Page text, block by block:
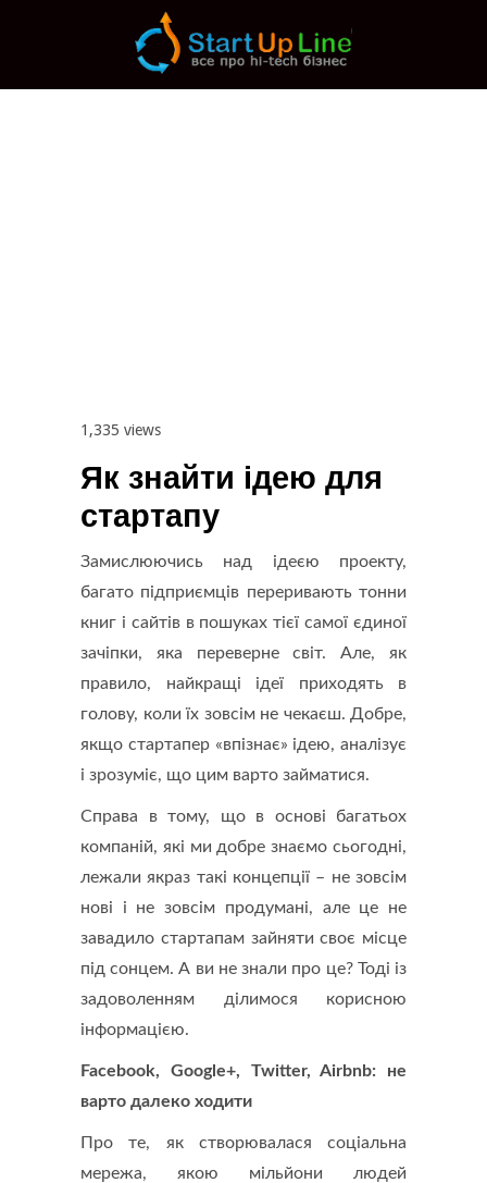
Main menu
1,335 views
Як знайти ідею для
стартапу
Замислюючись над ідеєю проекту,
багато підприємців переривають тонни
книг і сайтів в пошуках тієї самої єдиної
зачіпки, яка переверне світ. Але, як
правило, найкращі ідеї приходять в
голову, коли їх зовсім не чекаєш. Добре,
якщо стартапер «впізнає» ідею, аналізує
і зрозуміє, що цим варто займатися.
Справа в тому, що в основі багатьох
компаній, які ми добре знаємо сьогодні,
лежали якраз такі концепції – не зовсім
нові і не зовсім продумані, але це не
завадило стартапам зайняти своє місце
під сонцем. А ви не знали про це? Тоді із
задоволенням ділимося корисною
інформацією.
Facebook, Google+, Twitter, Airbnb: не
варто далеко ходити
Про те, як створювалася соціальна
мережа, якою мільйони людей